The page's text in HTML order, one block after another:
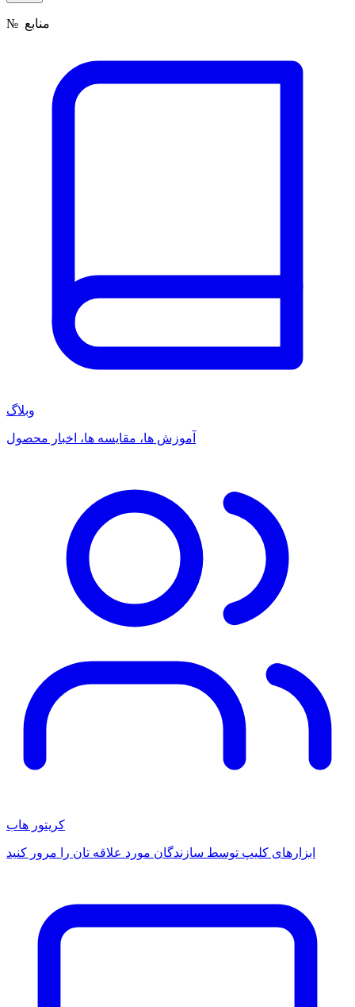
№ منابع
وبلاگ
آموزش ها، مقایسه ها، اخبار محصول
کریتور هاب
ابزارهای کلیپ توسط سازندگان مورد علاقه تان را مرور کنید